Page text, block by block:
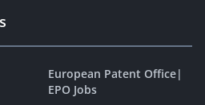
European Patent Office|
EPO Jobs